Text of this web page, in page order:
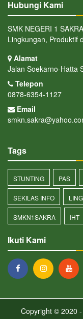
Hubungi Kami
SMK NEGERI 1
Lingkungan, Produktif
Alamat
Jalan Soekarno-Hatta
Telepon
0878-6354-1127
Email
Tags
STUNTING PAS
SEKILAS INFO
SMKN1SAKRA IHT
Ikuti Kami
Copyright © 2020